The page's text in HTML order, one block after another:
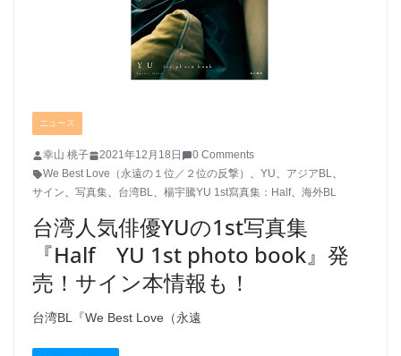
ニュース
幸山 桃子 2021年12月18日
0 Comments
We Best Love（永遠の１位／２位の反撃） 、 YU、 アジアBL、
サイン、 写真集、 台湾BL、 楊宇騰YU 1st寫真集：Half、 海外BL
台湾人気俳優YUの1st写真集
『Half YU 1st photo book』発
売！サイン本情報も！
台湾BL『We Best Love（永遠